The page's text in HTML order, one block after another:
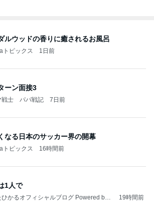
ルウッドの香りに癒されるお風呂
トピックス 1日前
ーン面接3
戦士 パパ戦記 7日前
なる日本のサッカー界の開幕
トピックス 16時間前
1人で
ひかるオフィシャルブログ Powered by
19時間前